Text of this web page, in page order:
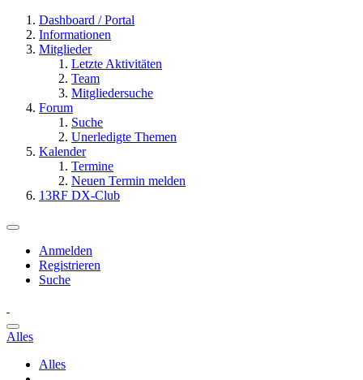
Dashboard / Portal
Informationen
Mitglieder
Letzte Aktivitäten
Team
Mitgliedersuche
Forum
Suche
Unerledigte Themen
Kalender
Termine
Neuen Termin melden
13RF DX-Club
Anmelden
Registrieren
Suche
Alles
Alles